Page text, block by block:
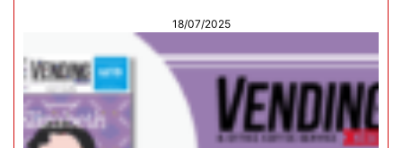
18/07/2025